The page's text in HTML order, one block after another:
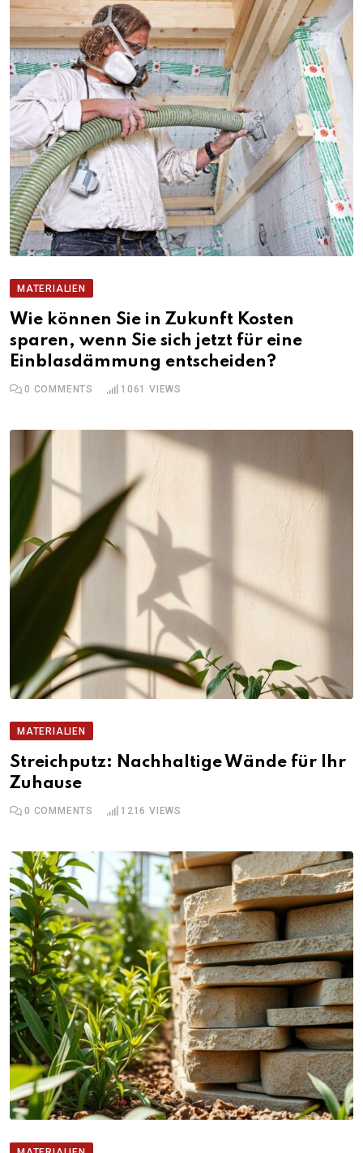
MATERIALIEN
Wie können Sie in Zukunft Kosten
sparen, wenn Sie sich jetzt für eine
Einblasdämmung entscheiden?
0 COMMENTS 1061 VIEWS
MATERIALIEN
Streichputz: Nachhaltige Wände für Ihr
Zuhause
0 COMMENTS 1216 VIEWS